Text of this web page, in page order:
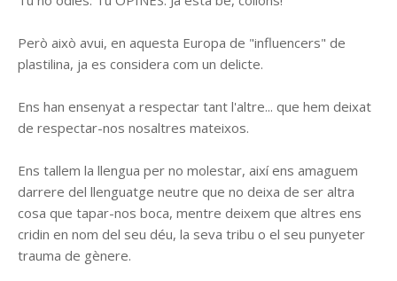
Però això avui, en aquesta Europa de "influencers" de
plastilina, ja es considera com un delicte.
Ens han ensenyat a respectar tant l'altre... que hem deixat
de respectar-nos nosaltres mateixos.
Ens tallem la llengua per no molestar, així ens amaguem
darrere del llenguatge neutre que no deixa de ser altra
cosa que tapar-nos boca, mentre deixem que altres ens
cridin en nom del seu déu, la seva tribu o el seu punyeter
trauma de gènere.